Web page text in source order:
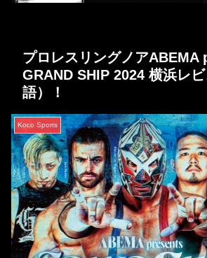
プロレスリングノアABEMA
GRAND SHIP 2024 横浜レ
語）！
Koco Sports